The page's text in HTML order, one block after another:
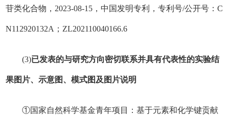
苷类化合物，2023-08-15，中国发明专利，专利号/公开号：C
N112920132A；ZL202110040166.6
(3)已发表的与研究方向密切联系并具有代表性的实验结
果图片、示意图、模式图及图片说明
①国家自然科学基金青年项目：基于元素和化学键贡献